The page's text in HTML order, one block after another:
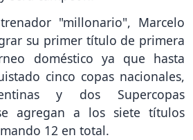
"millonario", Marcelo
su primer título de primera
doméstico ya que hasta
cinco copas nacionales,
y dos Supercopas
agregan a los siete títulos
12 en total.